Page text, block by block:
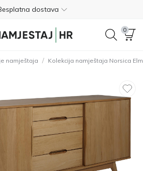
dostava
plaćanje unaprijed
01 8000 383
dostava
plaćanje unaprijed
povrat unutar 365 dana
01 8000 383
0
namještaja / Kolekcija namještaja Norsica